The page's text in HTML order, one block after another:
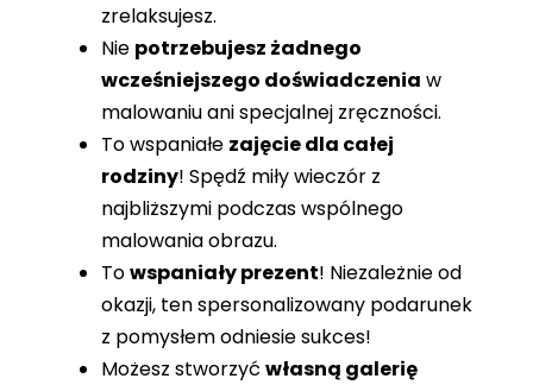
zrelaksujesz.
Nie potrzebujesz żadnego
wcześniejszego doświadczenia w
malowaniu ani specjalnej zręczności.
To wspaniałe zajęcie dla całej
rodziny! Spędź miły wieczór z
najbliższymi podczas wspólnego
malowania obrazu.
Towspaniały prezent! Niezależnie od
okazji, ten spersonalizowany podarunek
z pomysłem odniesie sukces!
Możesz stworzyć własną galerię